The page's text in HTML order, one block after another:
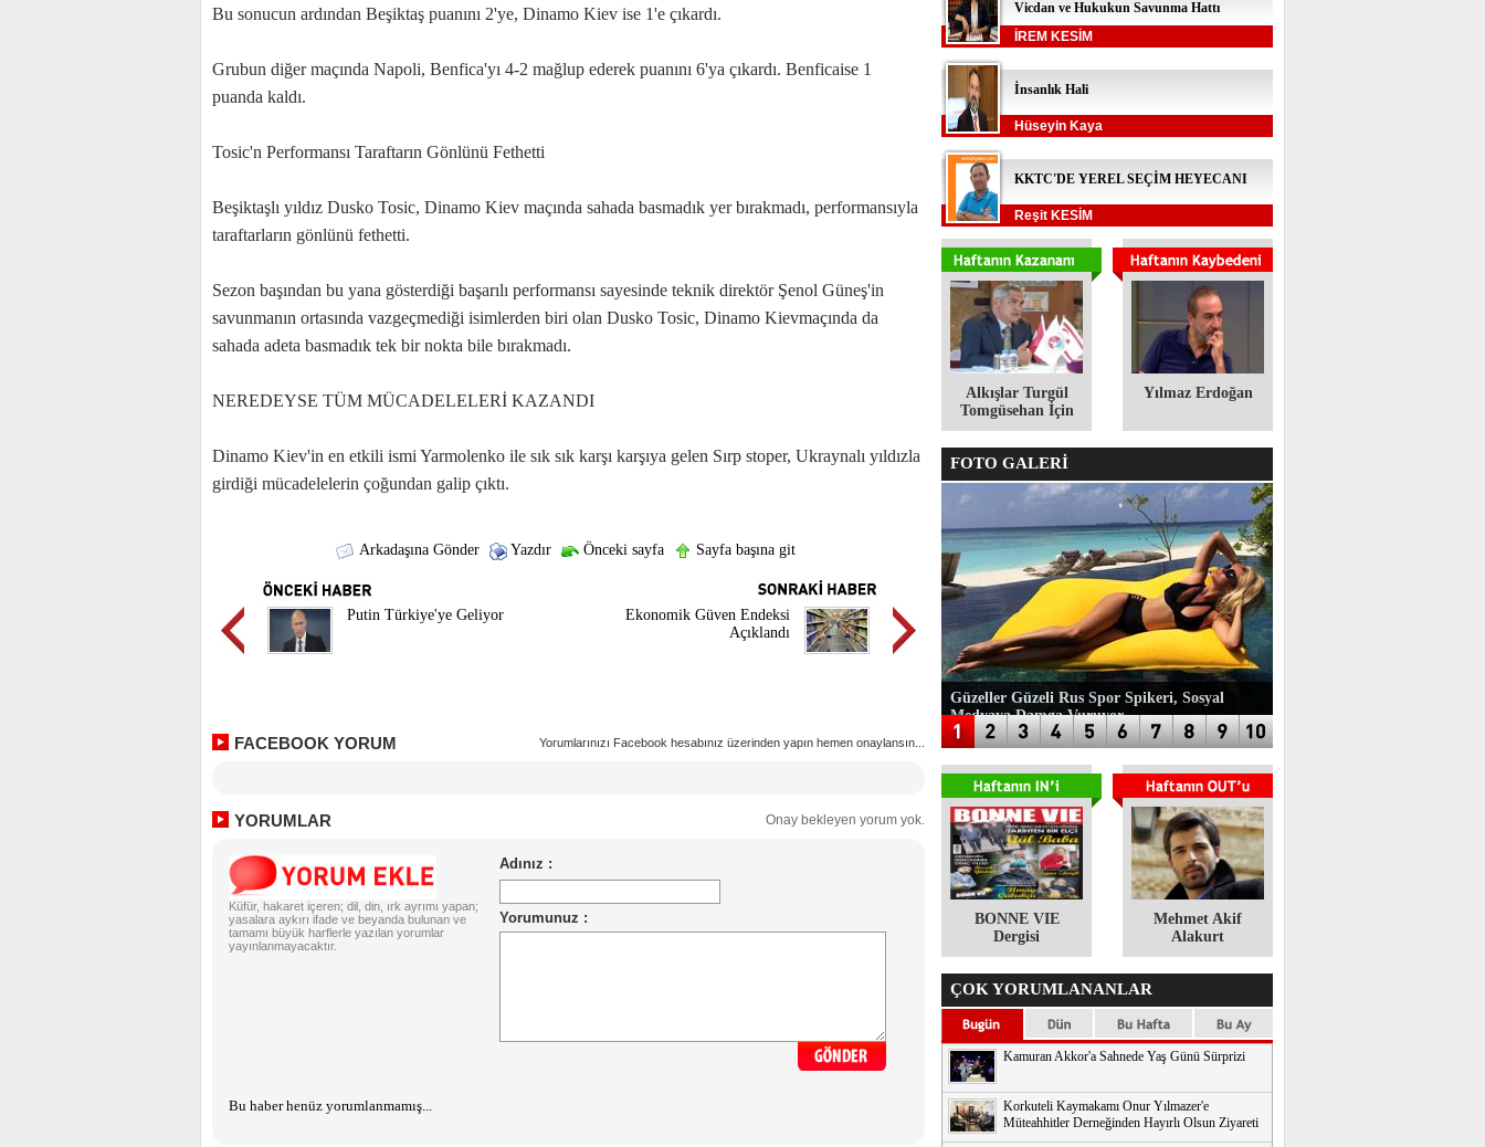
Bu sonucun ardından Beşiktaş puanını 2'ye, Dinamo Kiev ise 1'e çıkardı.
Grubun diğer maçında Napoli, Benfica'yı 4-2 mağlup ederek puanını 6'ya çıkardı. Benficaise 1
puanda kaldı.
Tosic'n Performansı Taraftarın Gönlünü Fethetti
Beşiktaşlı yıldız Dusko Tosic, Dinamo Kiev maçında sahada basmadık yer bırakmadı, performansıyla
taraftarların gönlünü fethetti.
Sezon başından bu yana gösterdiği başarılı performansı sayesinde teknik direktör Şenol Güneş'in
savunmanın ortasında vazgeçmediği isimlerden biri olan Dusko Tosic, Dinamo Kievmaçında da
sahada adeta basmadık tek bir nokta bile bırakmadı.
NEREDEYSE TÜM MÜCADELELERİ KAZANDI
Dinamo Kiev'in en etkili ismi Yarmolenko ile sık sık karşı karşıya gelen Sırp stoper, Ukraynalı yıldızla
girdiği mücadelelerin çoğundan galip çıktı.
Arkadaşına Gönder Yazdır Önceki sayfa Sayfa başına git
Putin Türkiye'ye Geliyor
Ekonomik Güven Endeksi
Açıklandı
FACEBOOK YORUM Yorumlarınızı Facebook hesabınız üzerinden yapın hemen onaylansın...
YORUMLAR Onay bekleyen yorum yok.
Küfür, hakaret içeren; dil, din, ırk ayrımı yapan;
yasalara aykırı ifade ve beyanda bulunan ve
tamamı büyük harflerle yazılan yorumlar
yayınlanmayacaktır.
Bu haber henüz yorumlanmamış...
Vicdan ve Hukukun Savunma Hattı
İREM KESİM
İnsanlık Hali
Hüseyin Kaya
KKTC'DE YEREL SEÇİM HEYECANI
Reşit KESİM
Alkışlar Turgül
Tomgüsehan İçin
Yılmaz Erdoğan
FOTO GALERİ
Güzeller Güzeli Rus Spor Spikeri, Sosyal
Medyaya Damga Vuruyor
BONNE VIE
Dergisi
​Mehmet Akif
Alakurt
ÇOK YORUMLANANLAR
Kamuran Akkor'a Sahnede Yaş Günü Sürprizi
Korkuteli Kaymakamı Onur Yılmazer'e
Müteahhitler Derneğinden Hayırlı Olsun Ziyareti